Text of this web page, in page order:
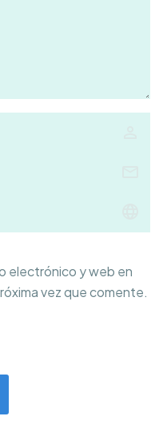
electrónico y web en
vez que comente.